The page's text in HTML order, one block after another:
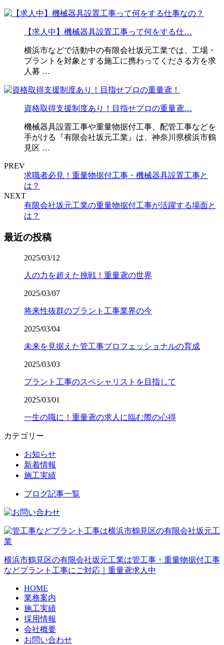
【求人中】機械器具設置工事って何をする仕…
横浜市などで活動中の有限会社坂元工業では、工場・
プラントを対象とする施工に携わってくださる方を求
人募 …
資格取得支援制度あり！目指せプロの重量鳶…
機械器具設置工事や重量物据付工事、配管工事などを
手がける『有限会社坂元工業』は、神奈川県横浜市鶴
見区 …
PREV
求職者必見！重量物据付工事・機械器具設置工事と
は？
NEXT
有限会社坂元工業の重量物据付工事が活躍する場面と
は？
最近の投稿
2025/03/12
人の力を超えた挑戦！重量鳶の世界
2025/03/07
将来性抜群のプラント工事業界の今
2025/03/04
未来を見据えた管工事プロフェッショナルの育成
2025/03/03
プラント工事のスペシャリストを目指して
2025/03/01
一生の職に！重量鳶の求人に臨む際の心得
カテゴリー
お知らせ
新着情報
施工実績
ブログ記事一覧
横浜市鶴見区の有限会社坂元工業は管工事・重量物据付工事
などプラント工事にご対応｜重量鳶求人中
HOME
業務案内
施工実績
採用情報
会社概要
お問い合わせ